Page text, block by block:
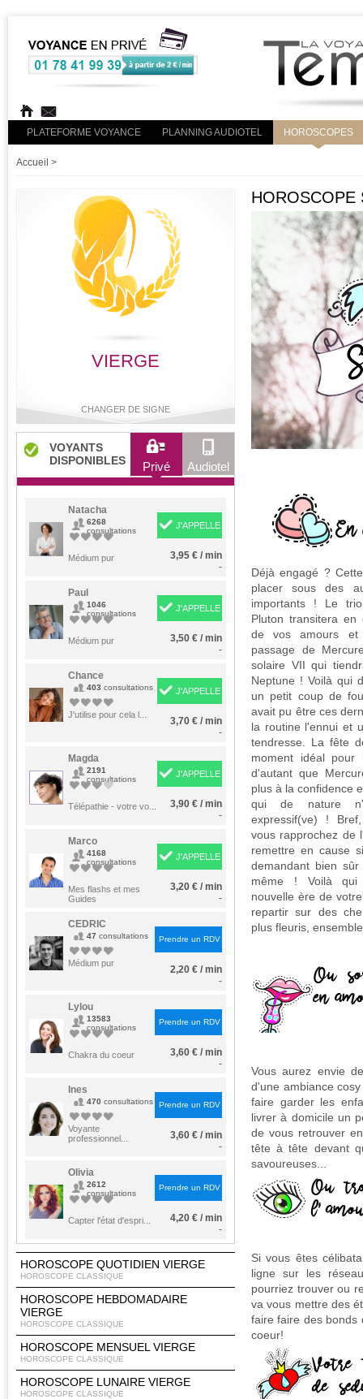
PLATEFORME VOYANCE PLANNING AUDIOTEL HOROSCOPES
Accueil >
VIERGE
CHANGER DE SIGNE
Bélier Taureau Gémeaux Cancer
Lion Vierge Scorpion
Sagittaire
VOYANTS
DISPONIBLES
Privé Audiotel
Natacha
6268
consultations
Médium pur
J'APPELLE
3,95 € / min
-
Paul
1046
consultations
Médium pur
J'APPELLE
3,50 € / min
-
Chance
403 consultations
J'utilise pour cela l...
J'APPELLE
3,70 € / min
-
Magda
2191
consultations
Télépathie - votre vo...
J'APPELLE
3,90 € / min
-
Marco
4168
consultations
Mes flashs et mes
Guides
J'APPELLE
3,20 € / min
-
CEDRIC
47 consultations
Médium pur
Prendre un RDV
2,20 € / min
-
Lylou
13583
consultations
Chakra du coeur
Prendre un RDV
3,60 € / min
-
Ines
470 consultations
Voyante
professionnel...
Prendre un RDV
3,60 € / min
-
Olivia
2612
consultations
Capter l'état d'espri...
Prendre un RDV
4,20 € / min
-
HOROSCOPE QUOTIDIEN VIERGE
HOROSCOPE CLASSIQUE
HOROSCOPE HEBDOMADAIRE
VIERGE
HOROSCOPE CLASSIQUE
HOROSCOPE MENSUEL VIERGE
HOROSCOPE CLASSIQUE
HOROSCOPE LUNAIRE VIERGE
HOROSCOPE CLASSIQUE
HOROSCOPE
Déjà engagé ?
placer sous des
importants ! Le
Pluton transitera
de vos amours et
passage de
solaire VII qui
Neptune ! Voilà qui
un petit coup de
avait pu être ces
la routine l'ennui et
tendresse. La fête
moment idéal pour
d'autant que
plus à la confidence
qui de nature
expressif(ve) !
vous rapprochez de
remettre en cause
demandant bien
même ! Voilà qui
nouvelle ère de
repartir sur des
plus fleuris,
Vous aurez envie
d'une ambiance
faire garder les
livrer à domicile un
de vous retrouver
tête à tête devant
savoureuses...
Si vous êtes
ligne sur les
pourriez trouver ou
va vous mettre des
faire faire des bonds
coeur!